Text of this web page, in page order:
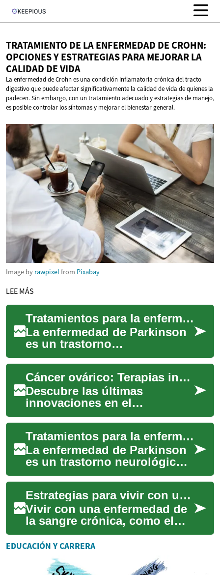
TRATAMIENTO DE LA ENFERMEDAD DE CROHN:
OPCIONES Y ESTRATEGIAS PARA MEJORAR LA
CALIDAD DE VIDA
La enfermedad de Crohn es una condición inflamatoria crónica del tracto
digestivo que puede afectar significativamente la calidad de vida de quienes la
padecen. Sin embargo, con un tratamiento adecuado y estrategias de manejo,
es posible controlar los síntomas y mejorar el bienestar general.
Image by rawpixel from Pixabay
LEE MÁS
Tratamientos para la enfermedad de Parkinson: opciones y enfoques actuales
La enfermedad de Parkinson
es un trastorno
neurodegenerativo que afecta
el movimiento y otras
funciones por la pérdid...
Cáncer ovárico: Terapias innovadoras y opciones de tratamiento
Descubre las últimas
innovaciones en el
tratamiento del cáncer de
ovario, desde cirugías
avanzadas hasta terapias
mol...
Tratamientos para la enfermedad de Parkinson: opciones y fundamentos
La enfermedad de Parkinson
es un trastorno neurológico
progresivo que afecta el
movimiento y diversas
funciones no mo...
Estrategias para vivir con una enfermedad de la sangre crónica
Vivir con una enfermedad de
la sangre crónica, como el
Síndrome Mielodisplásico
(SMD), presenta desafíos
únicos que r...
EDUCACIÓN Y CARRERA